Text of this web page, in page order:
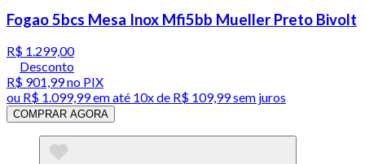
Fogao 5bcs Mesa Inox Mfi5bb Mueller Preto Bivolt
R$ 1.299,00
Desconto
R$ 901,99no PIX
ou R$ 1.099,99em até 10x de R$ 109,99 sem juros
COMPRAR AGORA